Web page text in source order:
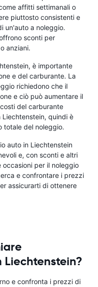
affitti settimanali o
piuttosto consistenti e
un'auto a noleggio.
sconti per
anziani.
è importante
e del carburante. La
richiedono che il
e ciò può aumentare il
del carburante
quindi è
totale del noleggio.
auto in Liechtenstein
e, con sconti e altri
per il noleggio
e confrontare i prezzi
assicurarti di ottenere
e confronta i prezzi di